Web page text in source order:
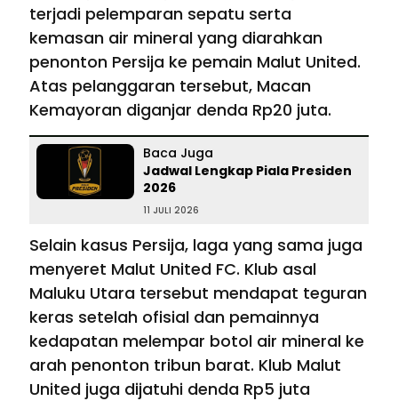
terjadi pelemparan sepatu serta
kemasan air mineral yang diarahkan
penonton Persija ke pemain Malut United.
Atas pelanggaran tersebut, Macan
Kemayoran diganjar denda Rp20 juta.
Baca Juga
Jadwal Lengkap Piala Presiden
2026
11 JULI 2026
Selain kasus Persija, laga yang sama juga
menyeret Malut United FC. Klub asal
Maluku Utara tersebut mendapat teguran
keras setelah ofisial dan pemainnya
kedapatan melempar botol air mineral ke
arah penonton tribun barat. Klub Malut
United juga dijatuhi denda Rp5 juta